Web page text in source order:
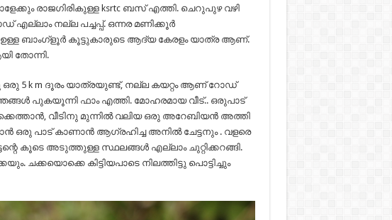
രാജഗിരികുള്ള ksrtc ബസ് എത്തി. ചെറുപുഴ വഴി
എല്ലാം നല്ല പച്ചപ്പ്‌. ഒന്നര മണിക്കൂർ
ഉള്ള ബാംഗ്ളൂർ കൂട്ടുകാരുടെ ആദ്യ കേരളം യാത്ര ആണ്.
തോന്നി.
ഒരു 5 k m ദൂരം യാത്രയുണ്ട്, നല്ല കയറ്റം ആണ് റോഡ്
പുകയൂന്നി ഫാം എത്തി. മോഹരമായ വീട്.. ഒരുപാട്
വീടിനു മുന്നിൽ വലിയ ഒരു അറേബിയൻ അത്തി
ഒരു പാട് കാണാൻ ആഗ്രഹിച്ച അനിൽ ചേട്ടനും . വളരെ
കൂടെ അടുത്തുള്ള സ്ഥലങ്ങൾ എല്ലാം ചുറ്റിക്കറങ്ങി.
ചക്കയൊക്കെ കിട്ടിയപാടെ നിലത്തിട്ടു പൊട്ടിച്ചും